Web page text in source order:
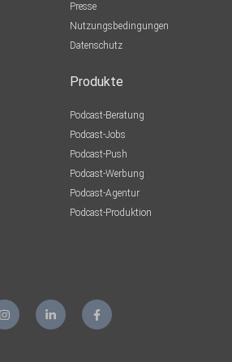
Presse
Nutzungsbedingungen
Datenschutz
Produkte
Podcast-Beratung
Podcast-Jobs
Podcast-Push
Podcast-Werbung
Podcast-Agentur
Podcast-Produktion